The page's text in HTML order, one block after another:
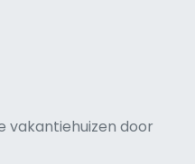
vakantiehuizen door